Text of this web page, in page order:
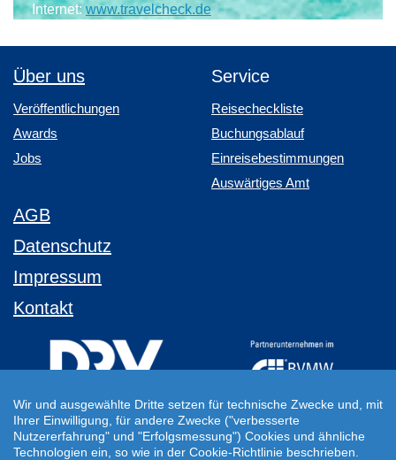
Internet: www.travelcheck.de
Über uns
Veröffentlichungen
Awards
Jobs
Service
Reisecheckliste
Buchungsablauf
Einreisebestimmungen
Auswärtiges Amt
AGB
Datenschutz
Impressum
Kontakt
Ihre Individuelle Reiseanfrage
Wir und ausgewählte Dritte setzen für technische Zwecke und, mit
Ihrer Einwilligung, für andere Zwecke ("verbesserte
Nutzererfahrung" und "Erfolgsmessung") Cookies und ähnliche
Technologien ein, so wie in der Cookie-Richtlinie beschrieben.